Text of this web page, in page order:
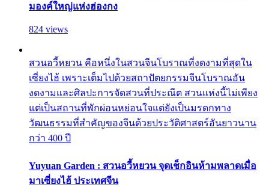
มองค์ใหญ่แห่งฮ่องกง
824 views
สวนอวี้หยวน คือหนึ่งในสวนจีนโบราณที่งดงามที่สุดใน
เซี่ยงไฮ้ เพราะเต็มไปด้วยสถาปัตยกรรมจีนโบราณอัน
งดงามและศิลปะการจัดสวนที่ประณีต สวนแห่งนี้ไม่เพียง
แต่เป็นสถานที่พักผ่อนหย่อนใจแต่ยังเป็นมรดกทาง
วัฒนธรรมที่สำคัญของจีนด้วยประวัติศาสตร์อันยาวนาน
กว่า 400 ปี
Yuyuan Garden : สวนอวี้หยวน จุดเช็กอินห้ามพลาดเมื่อ
มาเซี่ยงไฮ้ ประเทศจีน